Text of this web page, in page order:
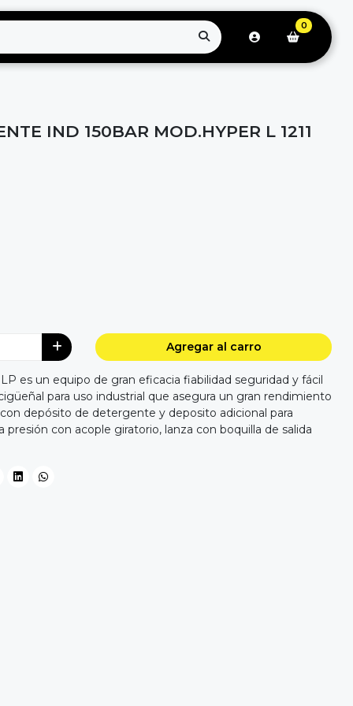
0
IND 150BAR MOD.HYPER L 1211
Agregar al carro
es un equipo de gran eficacia fiabilidad seguridad y fácil
para uso industrial que asegura un gran rendimiento
depósito de detergente y deposito adicional para
presión con acople giratorio, lanza con boquilla de salida